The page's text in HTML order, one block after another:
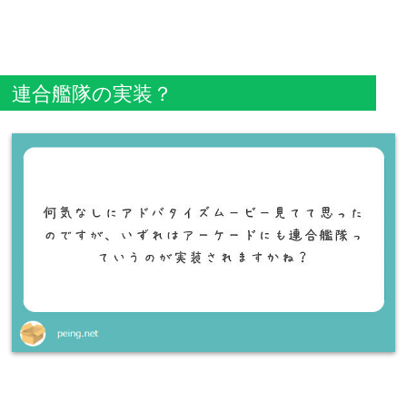
連合艦隊の実装？